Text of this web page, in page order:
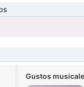
Gustos